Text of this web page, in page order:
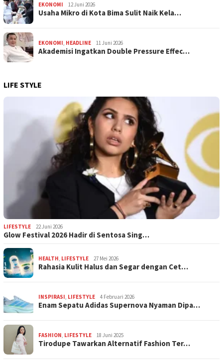
EKONOMI 12 Juni 2026
Usaha Mikro di Kota Bima Sulit Naik Kela…
EKONOMI HEADLINE 11 Juni 2026
Akademisi Ingatkan Double Pressure Effec…
LIFE STYLE
LIFESTYLE 22 Juni 2026
Glow Festival 2026 Hadir di Sentosa Sing…
HEALTH LIFESTYLE 27 Mei 2026
Rahasia Kulit Halus dan Segar dengan Cet…
INSPIRASI LIFESTYLE 4 Februari 2026
Enam Sepatu Adidas Supernova Nyaman Dipa…
FASHION LIFESTYLE 18 Juni 2025
Tirodupe Tawarkan Alternatif Fashion Ter…